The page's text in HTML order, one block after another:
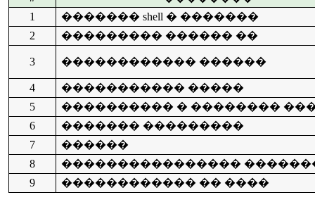
1
������� shell � �������
2
��������� ������ ��
3 ������������ ������
4
����������� �����
5
���������� � ��������
6
������� ���������
7
������
8
����������������
9
������������ �� ����